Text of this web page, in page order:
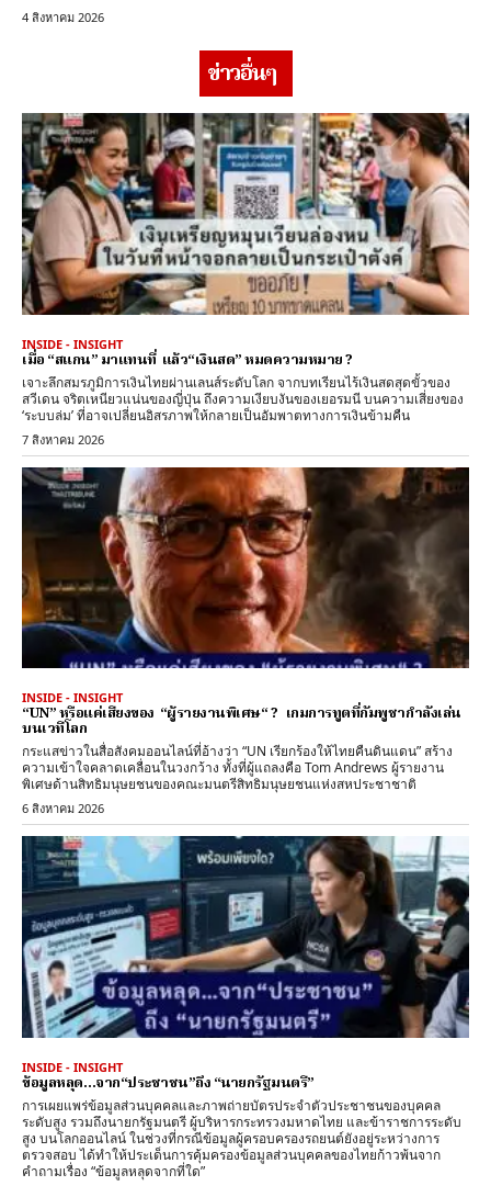
4 สิงหาคม 2026
ข่าวอื่นๆ
INSIDE - INSIGHT
เมื่อ “สแกน” มาแทนที่ แล้ว“เงินสด” หมดความหมาย ?
เจาะลึกสมรภูมิการเงินไทยผ่านเลนส์ระดับโลก จากบทเรียนไร้เงินสดสุดขั้วของ
สวีเดน จริตเหนียวแน่นของญี่ปุ่น ถึงความเงียบงันของเยอรมนี บนความเสี่ยงของ
‘ระบบล่ม’ ที่อาจเปลี่ยนอิสรภาพให้กลายเป็นอัมพาตทางการเงินข้ามคืน
7 สิงหาคม 2026
INSIDE - INSIGHT
“UN” หรือแค่เสียงของ “ผู้รายงานพิเศษ“ ? เกมการทูตที่กัมพูชากำลังเล่น
บนเวทีโลก
กระแสข่าวในสื่อสังคมออนไลน์ที่อ้างว่า “UN เรียกร้องให้ไทยคืนดินแดน” สร้าง
ความเข้าใจคลาดเคลื่อนในวงกว้าง ทั้งที่ผู้แถลงคือ Tom Andrews ผู้รายงาน
พิเศษด้านสิทธิมนุษยชนของคณะมนตรีสิทธิมนุษยชนแห่งสหประชาชาติ
6 สิงหาคม 2026
INSIDE - INSIGHT
ข้อมูลหลุด…จาก“ประชาชน”ถึง “นายกรัฐมนตรี”
การเผยแพร่ข้อมูลส่วนบุคคลและภาพถ่ายบัตรประจำตัวประชาชนของบุคคล
ระดับสูง รวมถึงนายกรัฐมนตรี ผู้บริหารกระทรวงมหาดไทย และข้าราชการระดับ
สูง บนโลกออนไลน์ ในช่วงที่กรณีข้อมูลผู้ครอบครองรถยนต์ยังอยู่ระหว่างการ
ตรวจสอบ ได้ทำให้ประเด็นการคุ้มครองข้อมูลส่วนบุคคลของไทยก้าวพ้นจาก
คำถามเรื่อง “ข้อมูลหลุดจากที่ใด”